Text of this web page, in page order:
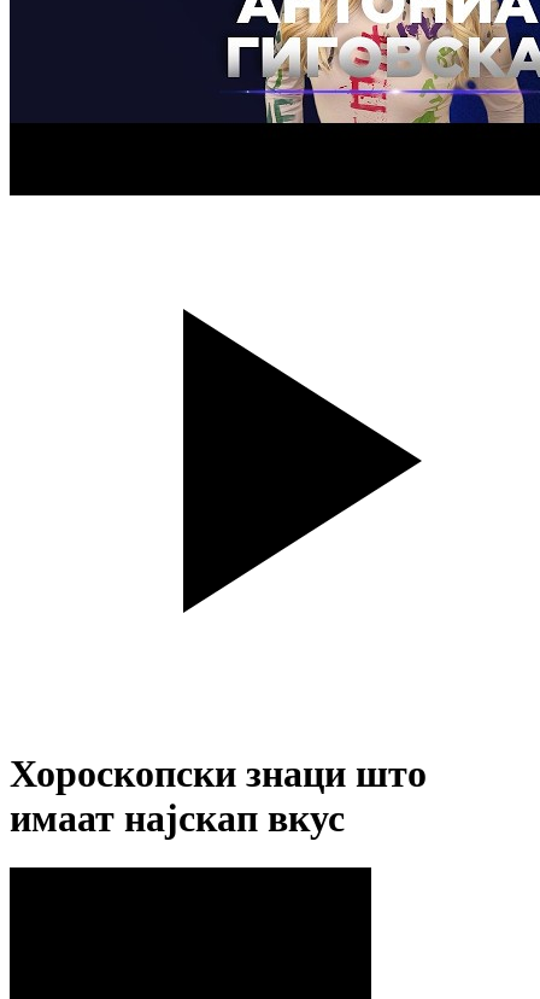
Хороскопски знаци што
имаат најскап вкус